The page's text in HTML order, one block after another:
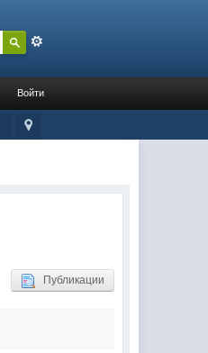
Войти
Публикации